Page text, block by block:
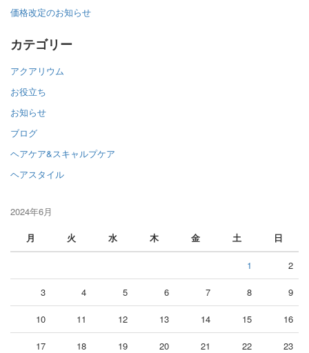
価格改定のお知らせ
カテゴリー
アクアリウム
お役立ち
お知らせ
ブログ
ヘアケア&スキャルプケア
ヘアスタイル
2024年6月
月
火 水 木 金 土 日
1 2
3 4 5 6 7 8 9
10 11 12 13 14 15 16
17 18 19 20 21 22 23